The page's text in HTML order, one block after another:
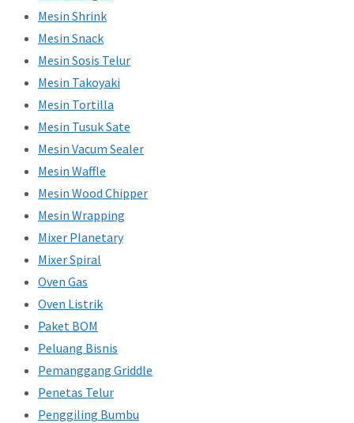
Mesin Shrink
Mesin Snack
Mesin Sosis Telur
Mesin Takoyaki
Mesin Tortilla
Mesin Tusuk Sate
Mesin Vacum Sealer
Mesin Waffle
Mesin Wood Chipper
Mesin Wrapping
Mixer Planetary
Mixer Spiral
Oven Gas
Oven Listrik
Paket BOM
Peluang Bisnis
Pemanggang Griddle
Penetas Telur
Penggiling Bumbu